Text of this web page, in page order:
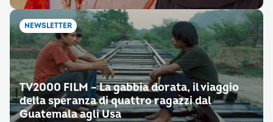
NEWSLETTER
TV2000 FILM – La gabbia dorata, il viaggio
della speranza di quattro ragazzi dal
Guatemala agli Usa